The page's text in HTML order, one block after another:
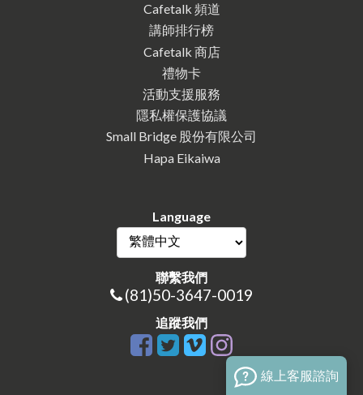
Cafetalk 頻道
講師排行榜
Cafetalk 商店
禮物卡
活動支援服務
隱私權保護協議
Small Bridge 股份有限公司
Hapa Eikaiwa
Language
聯繫我們
(81)50-3647-0019
追蹤我們
線上客服諮詢